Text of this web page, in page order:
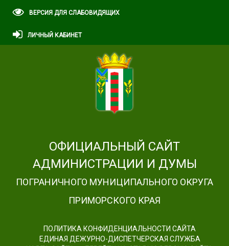
ВЕРСИЯ ДЛЯ СЛАБОВИДЯЩИХ
ЛИЧНЫЙ КАБИНЕТ
ОФИЦИАЛЬНЫЙ САЙТ
АДМИНИСТРАЦИИ И ДУМЫ
ПОГРАНИЧНОГО МУНИЦИПАЛЬНОГО ОКРУГА
ПРИМОРСКОГО КРАЯ
ПОЛИТИКА КОНФИДЕНЦИАЛЬНОСТИ САЙТА
ЕДИНАЯ ДЕЖУРНО-ДИСПЕТЧЕРСКАЯ СЛУЖБА